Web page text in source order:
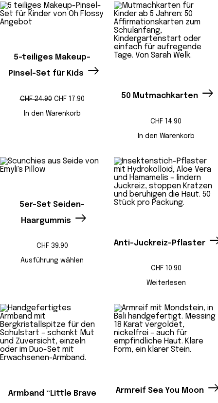
Angebot
5-teiliges Makeup-
Pinsel-Set für Kids
CHF24.90 Ursprünglicher
war:
CHF 17.90Aktueller
In den Warenkorb
50 Mutmachkarten
CHF 14.90
In den Warenkorb
5er-Set Seiden-
Haargummis
CHF 39.90
Ausführung wählen
Anti-Juckreiz-Pflaster
CHF 10.90
Weiterlesen
Armband “Little Brave
Armreif Sea You Moon